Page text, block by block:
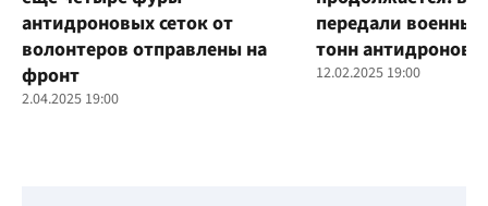
антидроновых сеток от
волонтеров отправлены на
фронт
2.04.2025 19:00
передали
тонн
12.02.2025 19:00